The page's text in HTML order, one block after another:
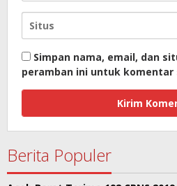
Simpan nama, email, dan
peramban ini untuk komentar
Berita Populer